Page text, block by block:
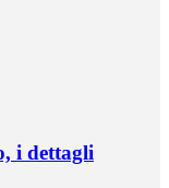
i dettagli